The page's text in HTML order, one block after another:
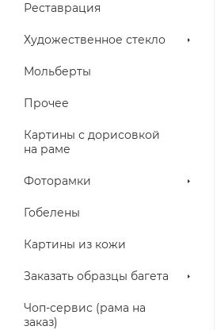
Реставрация
Художественное стекло
Мольберты
Прочее
Картины с дорисовкой
на раме
Фоторамки
Гобелены
Картины из кожи
Заказать образцы багета
Чоп-сервис (рама на
заказ)